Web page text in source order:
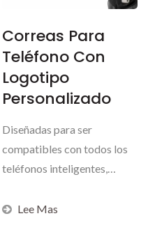
Correas Para
Teléfono Con
Logotipo
Personalizado
Diseñadas para ser
compatibles con todos los
teléfonos inteligentes,
teléfono...
Lee Mas